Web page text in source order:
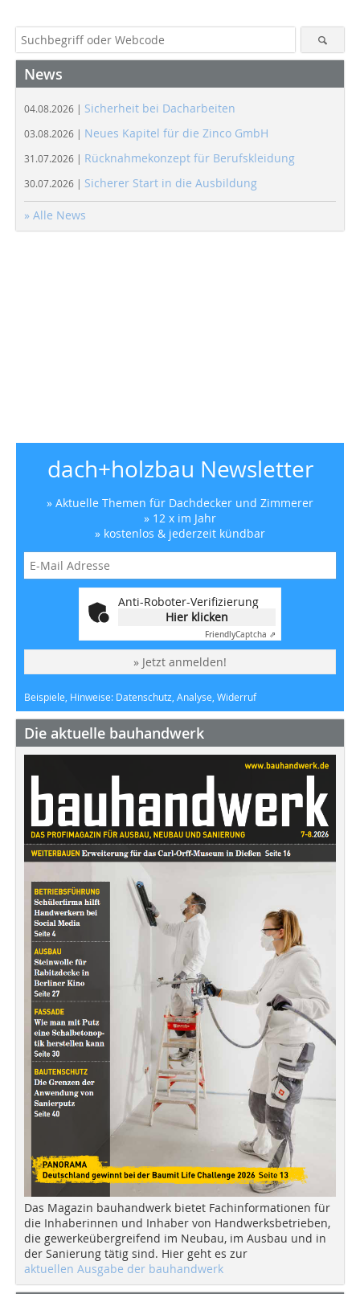
News
04.08.2026 | Sicherheit bei Dacharbeiten
03.08.2026 | Neues Kapitel für die Zinco GmbH
31.07.2026 | Rücknahmekonzept für Berufskleidung
30.07.2026 | Sicherer Start in die Ausbildung
» Alle News
dach+holzbau Newsletter
» Aktuelle Themen für Dachdecker und Zimmerer
» 12 x im Jahr
» kostenlos & jederzeit kündbar
Anti-Roboter-Verifizierung
Hier klicken
FriendlyCaptcha ⇗
» Jetzt anmelden!
Beispiele, Hinweise: Datenschutz, Analyse, Widerruf
Die aktuelle bauhandwerk
Das Magazin bauhandwerk bietet Fachinformationen für
die Inhaberinnen und Inhaber von Handwerksbetrieben,
die gewerkeübergreifend im Neubau, im Ausbau und in
der Sanierung tätig sind. Hier geht es zur
aktuellen Ausgabe der bauhandwerk